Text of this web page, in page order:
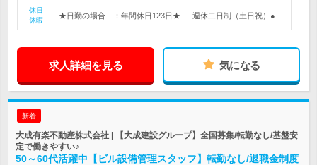
休日
休暇
★日勤の場合 ：年間休日123日★ 週休二日制（土日祝）●…
求人詳細を見る 気になる
新着
大成有楽不動産株式会社 | 【大成建設グループ】全国募集/転勤なし/基盤安
定で働きやすい♪
50～60代活躍中【ビル設備管理スタッフ】転勤なし/退職金制度